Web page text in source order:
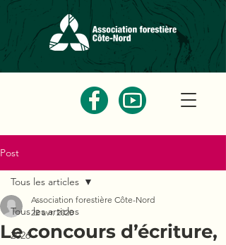
Post
Tous les articles
2026
Tous les articles
Le concours d’écriture,
Association forestière Côte-Nord
22 avr. 2020